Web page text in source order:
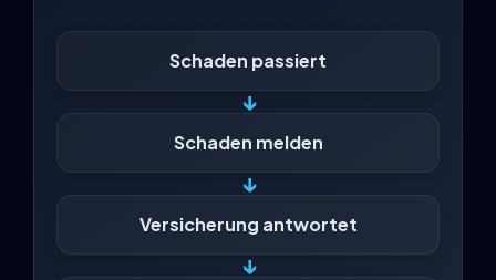
Schaden passiert
↓
Schaden melden
↓
Versicherung antwortet
↓